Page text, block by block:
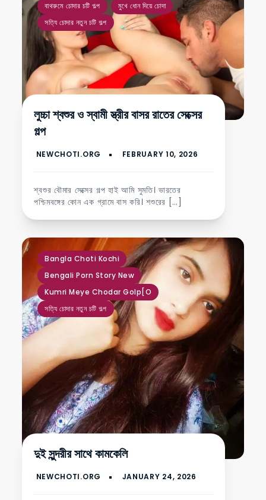
বাথরুমে চোদার চটি গল্প মুখে ধোন দিয়ে চোদা
সত্যি চোদার নতুন চটি গল্প
লুচ্চা শ্বশুর ও স্বামী স্ত্রীর বাসর রাতের সেক্সের
গল্প
শ্বশুর বৌমার সেক্সের গল্প হাই আমি সুমতি। ভারতের
পশ্চিমবঙ্গের কোন এক গ্রামে বাস করি। শশুরের […]
Bangla Choti Kochi ,
Bengali Porn Story New
,
Kumri Meye Chodar Golp[o
,
সত্যি চোদার নতুন চটি গল্প
দুই সুন্দরীর সাথে কামকেলি